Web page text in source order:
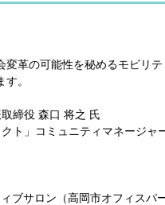
革の可能性を秘めるモビリ
。
締役 森口 将之 氏
クト」コミュニティマネー
ブサロン（高岡市オフィスパー